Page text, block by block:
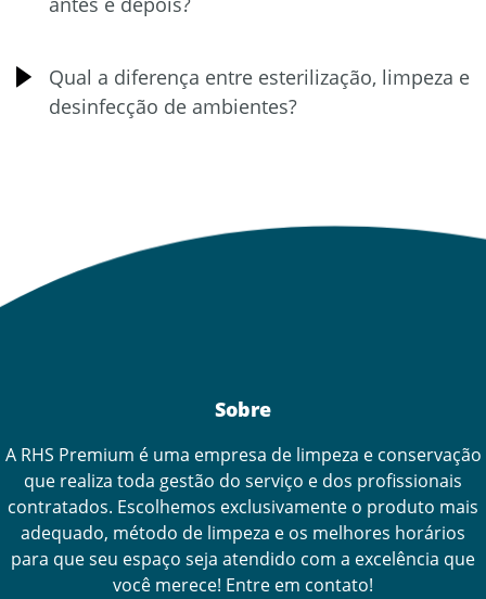
Qual a diferença entre esterilização, limpeza e
desinfecção de ambientes?
Sobre
A RHS Premium é uma empresa de limpeza e conservação
que realiza toda gestão do serviço e dos profissionais
contratados. Escolhemos exclusivamente o produto mais
adequado, método de limpeza e os melhores horários
para que seu espaço seja atendido com a excelência que
você merece! Entre em contato!